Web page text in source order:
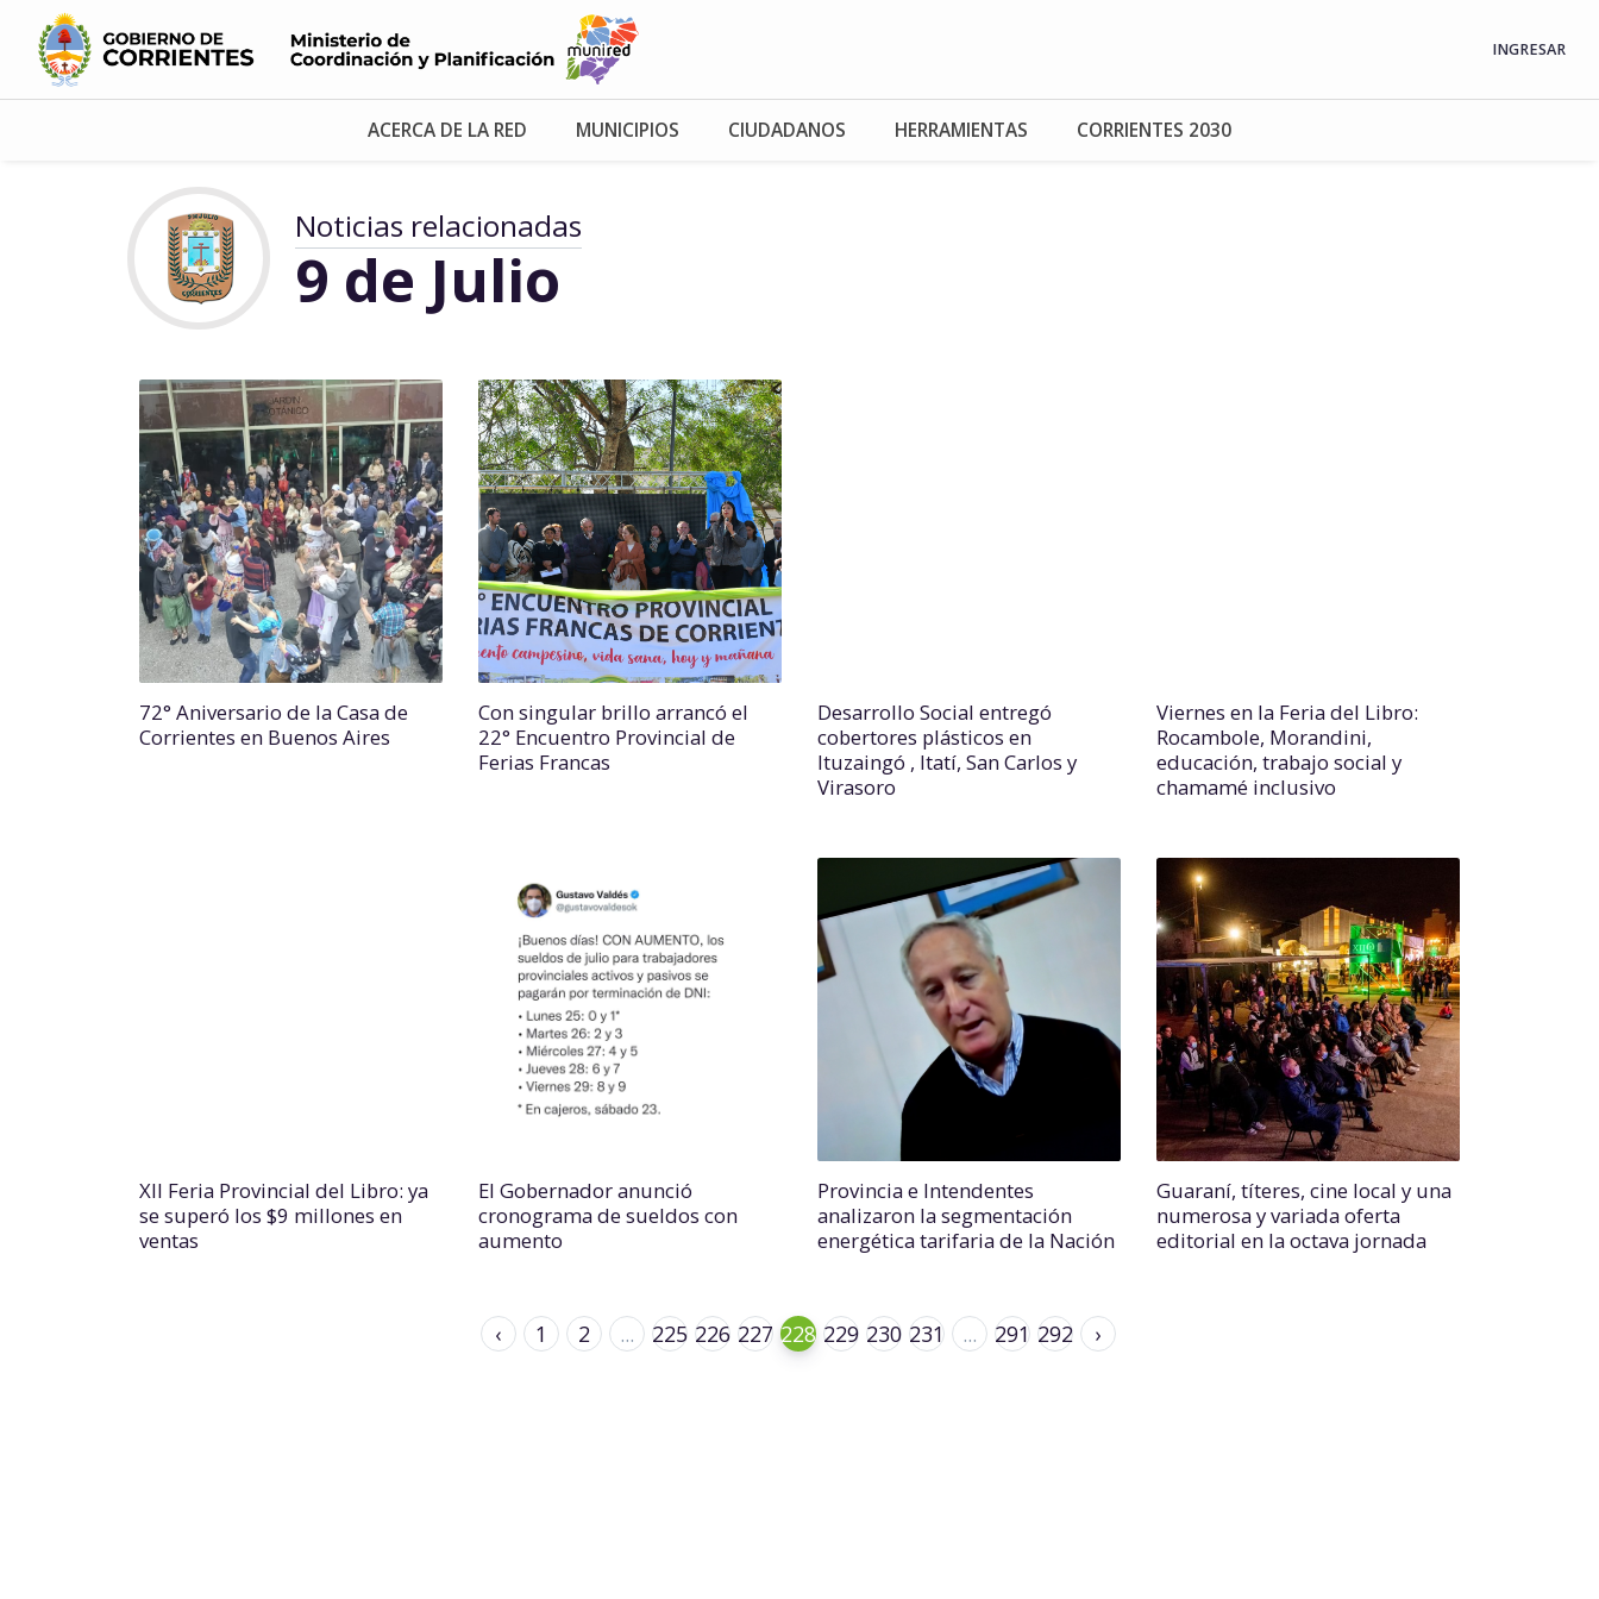
INGRESAR
ACERCA DE LA RED MUNICIPIOS CIUDADANOS HERRAMIENTAS CORRIENTES 2030
Noticias relacionadas
9 de Julio
72° Aniversario de la Casa de
Corrientes en Buenos Aires
Con singular brillo arrancó el
22° Encuentro Provincial de
Ferias Francas
Desarrollo Social entregó
cobertores plásticos en
Ituzaingó , Itatí, San Carlos y
Virasoro
Viernes en la Feria del Libro:
Rocambole, Morandini,
educación, trabajo social y
chamamé inclusivo
XII Feria Provincial del Libro: ya
se superó los $9 millones en
ventas
El Gobernador anunció
cronograma de sueldos con
aumento
Provincia e Intendentes
analizaron la segmentación
energética tarifaria de la Nación
Guaraní, títeres, cine local y una
numerosa y variada oferta
editorial en la octava jornada
‹ 1 2 ... 225 226 227 228 229 230 231 ... 291 292 ›